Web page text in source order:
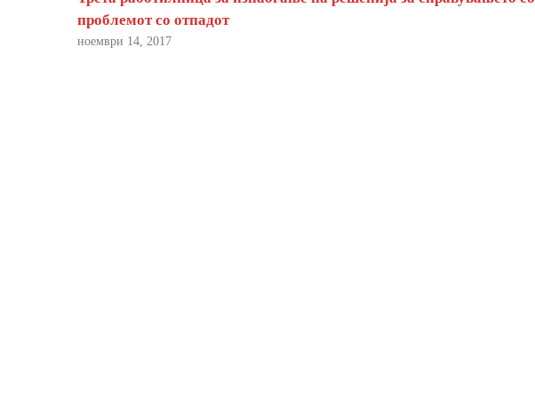
проблемот со отпадот
ноември 14, 2017